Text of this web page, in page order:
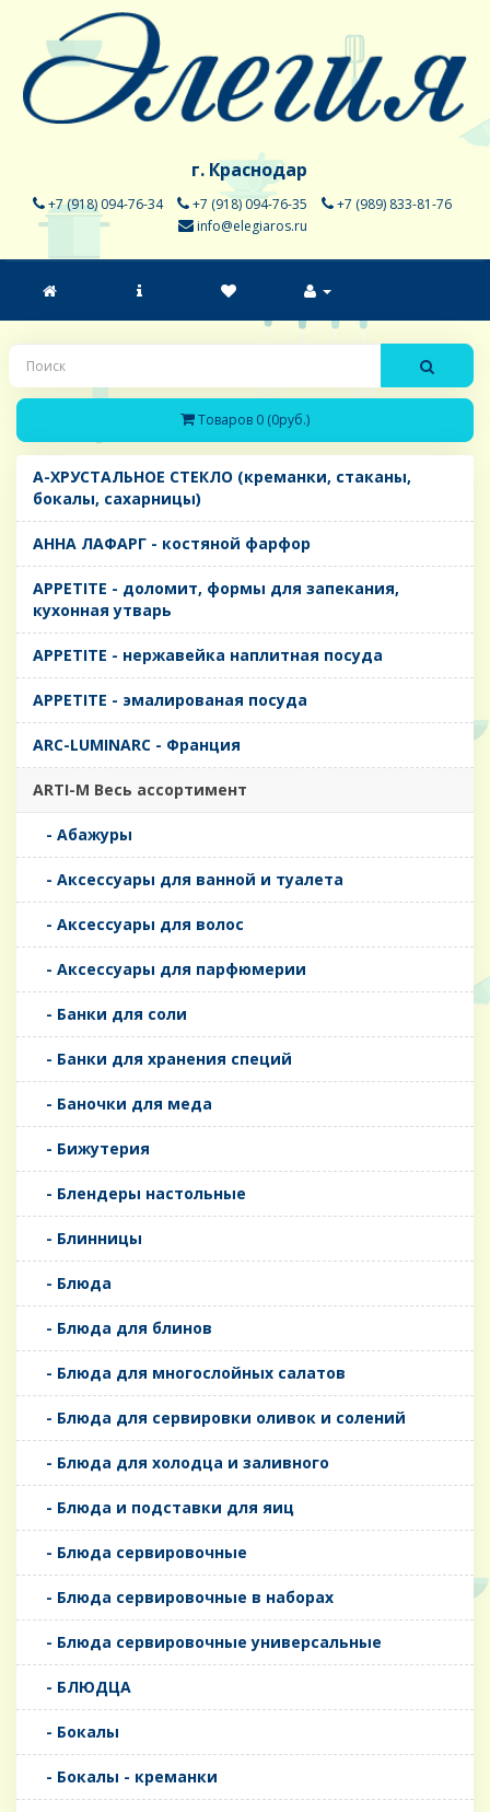
г. Краснодар
+7 (918) 094-76-34 +7 (918) 094-76-35
+7 (989) 833-81-76
info@elegiaros.ru
Товаров 0 (0руб.)
A-ХРУСТАЛЬНОЕ СТЕКЛО (креманки, стаканы,
бокалы, сахарницы)
AHHA ЛАФАРГ - костяной фарфор
APPETITE - доломит, формы для запекания,
кухонная утварь
APPETITE - нержавейка наплитная посуда
APPETITE - эмалированая посуда
ARC-LUMINARC - Франция
ARTI-M Весь ассортимент
- Абажуры
- Аксессуары для ванной и туалета
- Аксессуары для волос
- Аксессуары для парфюмерии
- Банки для соли
- Банки для хранения специй
- Баночки для меда
- Бижутерия
- Блендеры настольные
- Блинницы
- Блюда
- Блюда для блинов
- Блюда для многослойных салатов
- Блюда для сервировки оливок и солений
- Блюда для холодца и заливного
- Блюда и подставки для яиц
- Блюда сервировочные
- Блюда сервировочные в наборах
- Блюда сервировочные универсальные
- БЛЮДЦА
- Бокалы
- Бокалы - креманки